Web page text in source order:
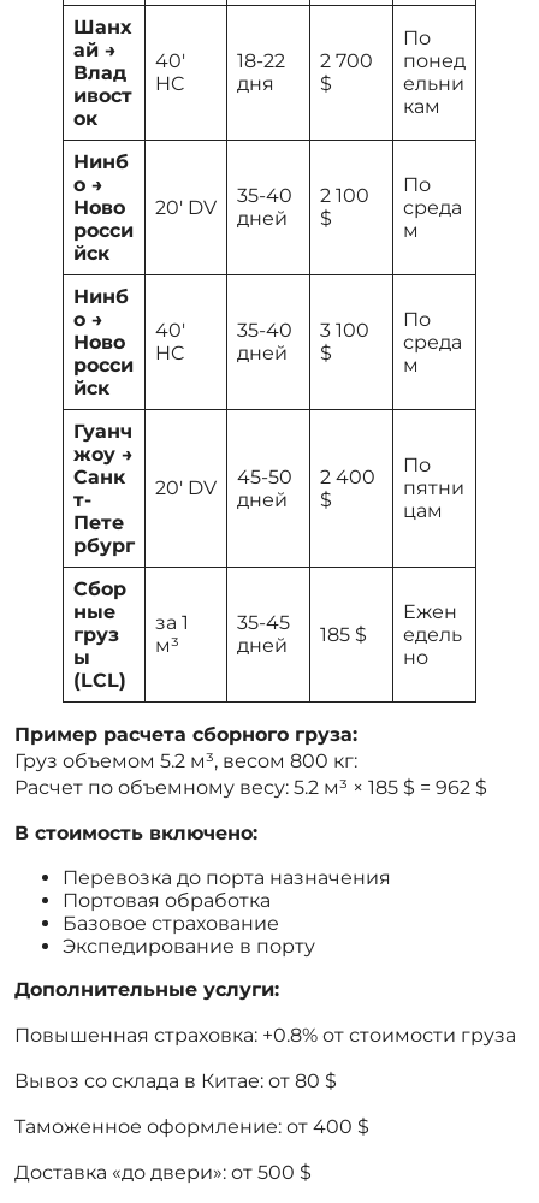
Шанх
ай →
Влад
ивост
ок
40′
HC
18-22
дня
2 700
$
По
понед
ельни
кам
Нинб
о →
Ново
росси
йск
20′ DV
35-40
дней
2 100
$
По
среда
м
Нинб
о →
Ново
росси
йск
40′
HC
35-40
дней
3 100
$
По
среда
м
Гуанч
жоу →
Санк
т-
Пете
рбург
20′ DV
45-50
дней
2 400
$
По
пятни
цам
Сбор
ные
груз
ы
(LCL)
за 1
м³
35-45
дней
185 $
Ежен
едель
но
Пример расчета сборного груза:
Груз объемом 5.2 м³, весом 800 кг:
Расчет по объемному весу: 5.2 м³ × 185 $ = 962 $
В стоимость включено:
Перевозка до порта назначения
Портовая обработка
Базовое страхование
Экспедирование в порту
Дополнительные услуги:
Повышенная страховка: +0.8% от стоимости груза
Вывоз со склада в Китае: от 80 $
Таможенное оформление: от 400 $
Доставка «до двери»: от 500 $